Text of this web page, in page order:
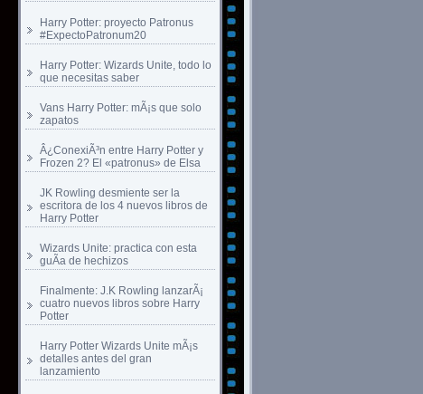
Harry Potter: proyecto Patronus
#ExpectoPatronum20
Harry Potter: Wizards Unite, todo lo
que necesitas saber
Vans Harry Potter: mÃ¡s que solo
zapatos
Â¿ConexiÃ³n entre Harry Potter y
Frozen 2? El «patronus» de Elsa
JK Rowling desmiente ser la
escritora de los 4 nuevos libros de
Harry Potter
Wizards Unite: practica con esta
guÃ­a de hechizos
Finalmente: J.K Rowling lanzarÃ¡
cuatro nuevos libros sobre Harry
Potter
Harry Potter Wizards Unite mÃ¡s
detalles antes del gran
lanzamiento